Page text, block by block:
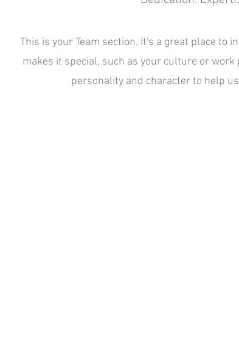
This is your Team section. It's a great place to
makes it special, such as your culture or
personality and character to help